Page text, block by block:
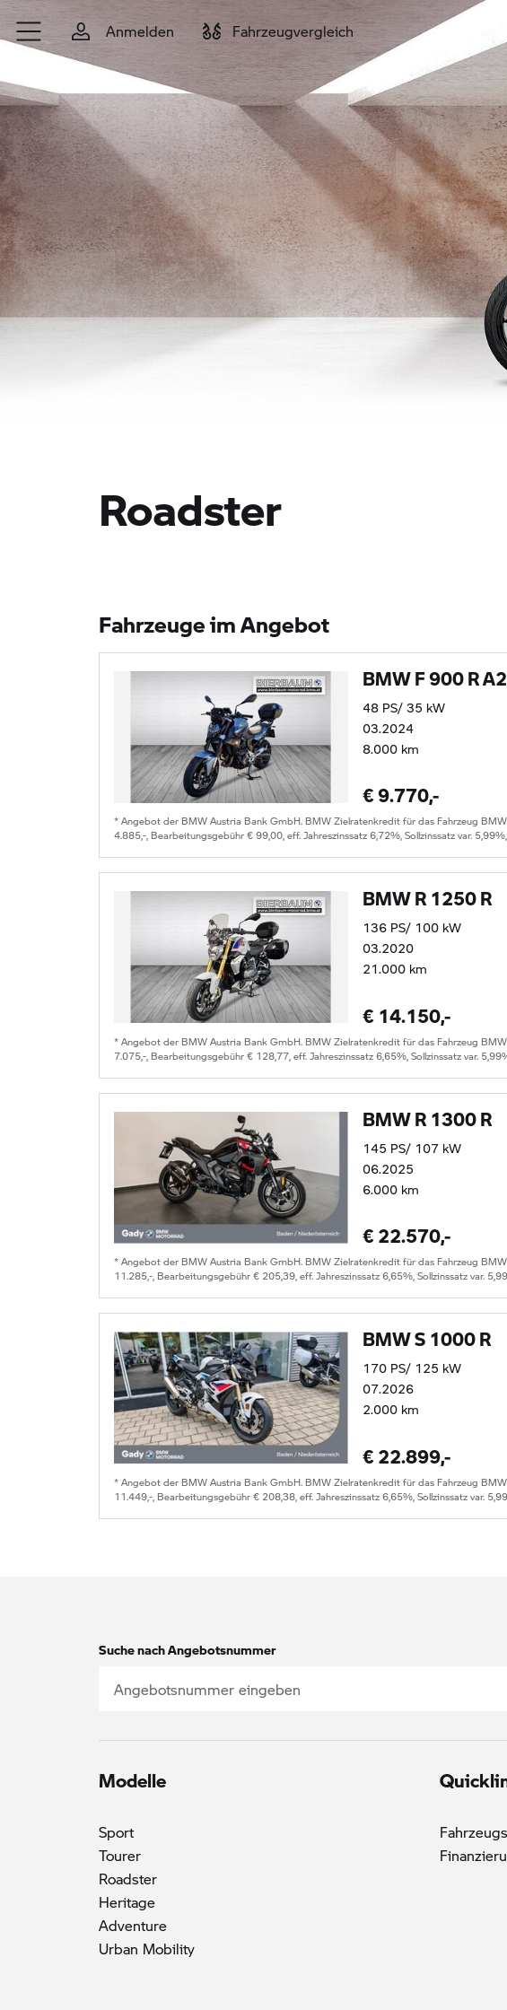
Zum Hauptinhalt springen
Anmelden Fahrzeugvergleich
Roadster
Fahrzeuge im Angebot
BMW F 900 R A2
48 PS/ 35 kW
03.2024
8.000 km
€ 9.770,-
* Angebot der BMW Austria Bank GmbH. BMW Zielratenkredit für das Fahrzeug
4.885,-, Bearbeitungsgebühr € 99,00, eff. Jahreszinssatz 6,72%, Sollzinssatz var.
BMW R 1250 R
136 PS/ 100 kW
03.2020
21.000 km
€ 14.150,-
* Angebot der BMW Austria Bank GmbH. BMW Zielratenkredit für das Fahrzeug
7.075,-, Bearbeitungsgebühr € 128,77, eff. Jahreszinssatz 6,65%, Sollzinssatz var.
BMW R 1300 R
145 PS/ 107 kW
06.2025
6.000 km
€ 22.570,-
* Angebot der BMW Austria Bank GmbH. BMW Zielratenkredit für das Fahrzeug
11.285,-, Bearbeitungsgebühr € 205,39, eff. Jahreszinssatz 6,65%, Sollzinssatz var.
BMW S 1000 R
170 PS/ 125 kW
07.2026
2.000 km
€ 22.899,-
* Angebot der BMW Austria Bank GmbH. BMW Zielratenkredit für das Fahrzeug
11.449,-, Bearbeitungsgebühr € 208,38, eff. Jahreszinssatz 6,65%, Sollzinssatz var.
Suche nach Angebotsnummer
Modelle
Sport
Tourer
Roadster()
Heritage
Adventure
Urban Mobility